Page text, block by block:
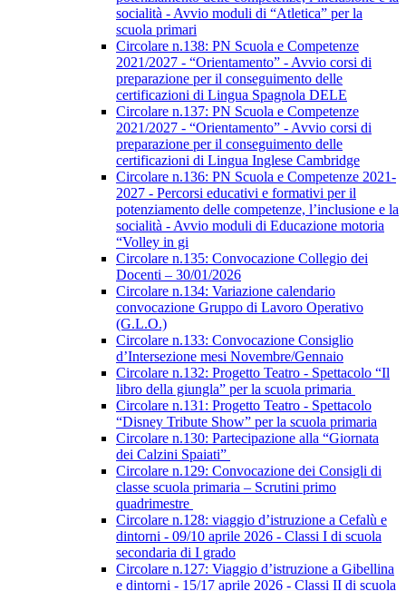
socialità - Avvio moduli di “Atletica” per la
scuola primari
Circolare n.138: PN Scuola e Competenze
2021/2027 - “Orientamento” - Avvio corsi di
preparazione per il conseguimento delle
certificazioni di Lingua Spagnola DELE
Circolare n.137: PN Scuola e Competenze
2021/2027 - “Orientamento” - Avvio corsi di
preparazione per il conseguimento delle
certificazioni di Lingua Inglese Cambridge
Circolare n.136: PN Scuola e Competenze 2021-
2027 - Percorsi educativi e formativi per il
potenziamento delle competenze, l’inclusione e la
socialità - Avvio moduli di Educazione motoria
“Volley in gi
Circolare n.135: Convocazione Collegio dei
Docenti – 30/01/2026
Circolare n.134: Variazione calendario
convocazione Gruppo di Lavoro Operativo
(G.L.O.)
Circolare n.133: Convocazione Consiglio
d’Intersezione mesi Novembre/Gennaio
Circolare n.132: Progetto Teatro - Spettacolo “Il
libro della giungla” per la scuola primaria
Circolare n.131: Progetto Teatro - Spettacolo
“Disney Tribute Show” per la scuola primaria
Circolare n.130: Partecipazione alla “Giornata
dei Calzini Spaiati”
Circolare n.129: Convocazione dei Consigli di
classe scuola primaria – Scrutini primo
quadrimestre
Circolare n.128: viaggio d’istruzione a Cefalù e
dintorni - 09/10 aprile 2026 - Classi I di scuola
secondaria di I grado
Circolare n.127: Viaggio d’istruzione a Gibellina
e dintorni - 15/17 aprile 2026 - Classi II di scuola